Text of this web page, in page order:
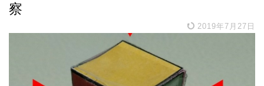
察
2019年7月27日